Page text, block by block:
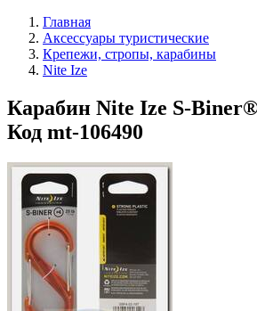
Главная
Аксессуары туристические
Крепежи, стропы, карабины
Nite Ize
Карабин Nite Ize S-
Код mt-106490